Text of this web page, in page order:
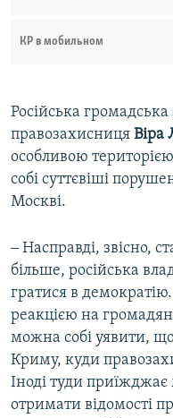
КР в мобильном
Російська громадська
правозахисниця Віра
особливою
собі суттєвіші
Москві.
‒ Насправді, звісно,
більше, російська
гратися в
реакцією на
можна собі уявити,
Криму, куди
Іноді туди
отримати відомості